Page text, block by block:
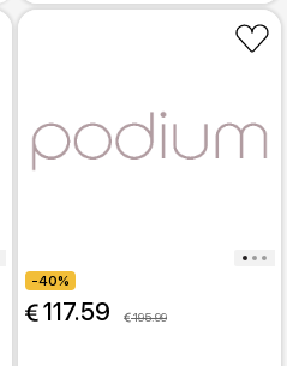
-40%
117.59 195.99